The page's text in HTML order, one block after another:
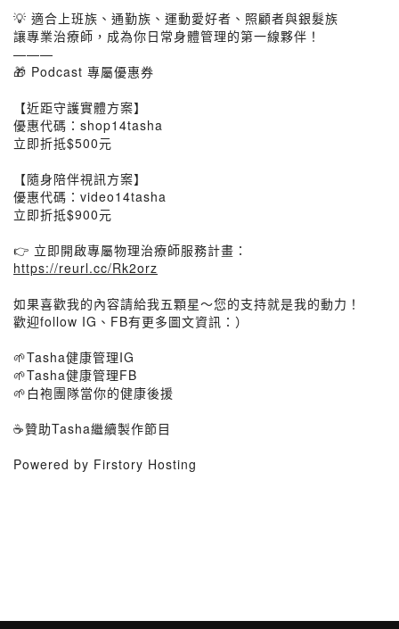
💡 適合上班族、通勤族、運動愛好者、照顧者與銀髮族
讓專業治療師，成為你日常身體管理的第一線夥伴！
———
🎁 Podcast 專屬優惠券
【近距守護實體方案】
優惠代碼：shop14tasha
立即折抵$500元
【隨身陪伴視訊方案】
優惠代碼：video14tasha
立即折抵$900元
👉 立即開啟專屬物理治療師服務計畫：
https://reurl.cc/Rk2orz
如果喜歡我的內容請給我五顆星～您的支持就是我的動力！
歡迎follow IG、FB有更多圖文資訊：）
🌱Tasha健康管理IG
🌱Tasha健康管理FB
🌱白袍團隊當你的健康後援
☕️贊助Tasha繼續製作節目
Powered by Firstory Hosting